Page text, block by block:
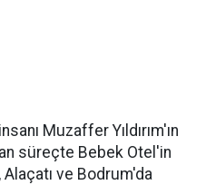
Muzaffer Yıldırım'ın
süreçte Bebek Otel'in
Alaçatı ve Bodrum'da